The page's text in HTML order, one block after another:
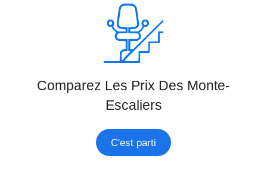
Comparez Les Prix Des Monte-
Escaliers
C'est parti